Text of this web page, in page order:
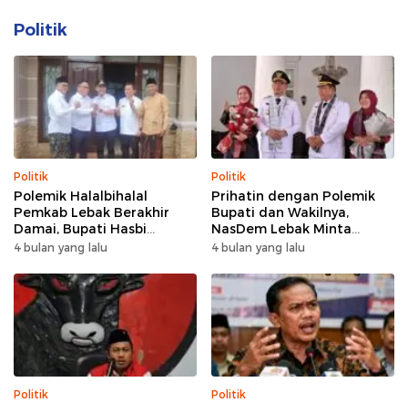
Politik
Politik
Polemik Halalbihalal
Pemkab Lebak Berakhir
Damai, Bupati Hasbi
Sambangi Kediaman
4 bulan yang lalu
Politik
Prihatin dengan Polemik
Bupati dan Wakilnya,
NasDem Lebak Minta
Saling Introspeksi
4 bulan yang lalu
Politik Politik